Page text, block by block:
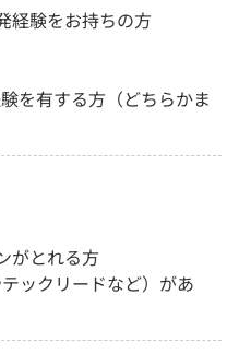
経験をお持ちの方
を有する方（どちらかま
がとれる方
ックリードなど）があ